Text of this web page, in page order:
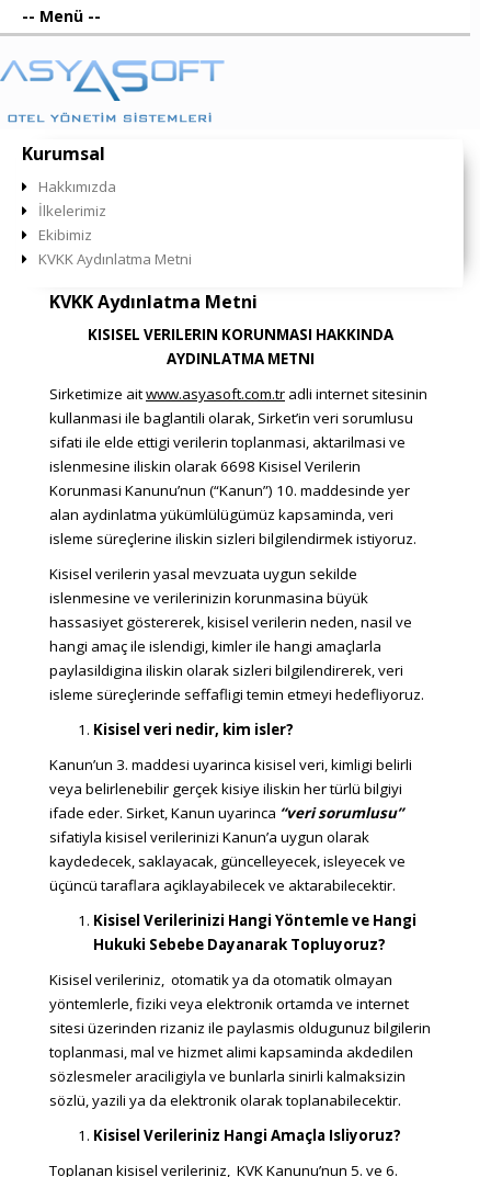
Anasayfa Kurumsal
Kurumsal
Hakkımızda
İlkelerimiz
Ekibimiz
KVKK Aydınlatma Metni
KVKK Aydınlatma Metni
KISISEL VERILERIN KORUNMASI HAKKINDA
AYDINLATMA METNI
Sirketimize aitwww.asyasoft.com.tr adli internet sitesinin
kullanmasi ile baglantili olarak, Sirket’in veri sorumlusu
sifati ile elde ettigi verilerin toplanmasi, aktarilmasi ve
islenmesine iliskin olarak 6698 Kisisel Verilerin
Korunmasi Kanunu’nun (“Kanun”) 10. maddesinde yer
alan aydinlatma yükümlülügümüz kapsaminda, veri
isleme süreçlerine iliskin sizleri bilgilendirmek istiyoruz.
Kisisel verilerin yasal mevzuata uygun sekilde
islenmesine ve verilerinizin korunmasina büyük
hassasiyet göstererek, kisisel verilerin neden, nasil ve
hangi amaç ile islendigi, kimler ile hangi amaçlarla
paylasildigina iliskin olarak sizleri bilgilendirerek, veri
isleme süreçlerinde seffafligi temin etmeyi hedefliyoruz.
Kisisel veri nedir, kim isler?
Kanun’un 3. maddesi uyarinca kisisel veri, kimligi belirli
veya belirlenebilir gerçek kisiye iliskin her türlü bilgiyi
ifade eder. Sirket, Kanun uyarinca “veri sorumlusu”
sifatiyla kisisel verilerinizi Kanun’a uygun olarak
kaydedecek, saklayacak, güncelleyecek, isleyecek ve
üçüncü taraflara açiklayabilecek ve aktarabilecektir.
Kisisel Verilerinizi Hangi Yöntemle ve Hangi
Hukuki Sebebe Dayanarak Topluyoruz?
Kisisel verileriniz, otomatik ya da otomatik olmayan
yöntemlerle, fiziki veya elektronik ortamda ve internet
sitesi üzerinden rizaniz ile paylasmis oldugunuz bilgilerin
toplanmasi, mal ve hizmet alimi kapsaminda akdedilen
sözlesmeler araciligiyla ve bunlarla sinirli kalmaksizin
sözlü, yazili ya da elektronik olarak toplanabilecektir.
Kisisel Verileriniz Hangi Amaçla Isliyoruz?
Toplanan kisisel verileriniz, KVK Kanunu’nun 5. ve 6.